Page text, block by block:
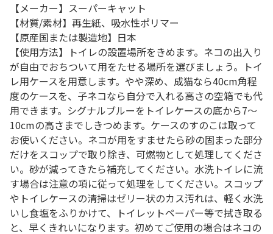
【メーカー】スーパーキャット
【材質/素材】再生紙、吸水性ポリマー
【原産国または製造地】日本
【使用方法】トイレの設置場所をきめます。ネコの出入り
が自由でおちついて用をたせる場所を選びましょう。トイ
レ用ケースを用意します。やや深め、成猫なら40cm角程
度のケースを、子ネコなら自分で入れる高さの空箱でも代
用できます。シグナルブルーをトイレケースの底から7～
10cmの高さまでしきつめます。ケースのすのこは取って
お使いください。ネコが用をすませたら砂の固まった部分
だけをスコップで取り除き、可燃物として処理してくださ
い。砂が減ってきたら補充してください。水洗トイレに流
す場合は注意の項に従って処理をしてください。スコップ
やトイレケースの清掃はゼリー状のカス汚れは、軽く水洗
いし食塩をふりかけて、トイレットペーパー等で拭き取る
と、早くきれいになります。初めてご使用の場合はネコの